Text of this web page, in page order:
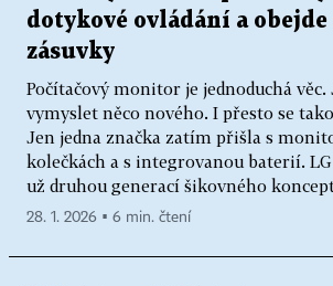
dotykové ovládání a obejde
zásuvky
Počítačový monitor je jednoduchá věc.
vymyslet něco nového. I přesto se
Jen jedna značka zatím přišla s
kolečkách a s integrovanou baterií. LG
už druhou generací šikovného
28. 1. 2026 ▪ 6 min. čtení